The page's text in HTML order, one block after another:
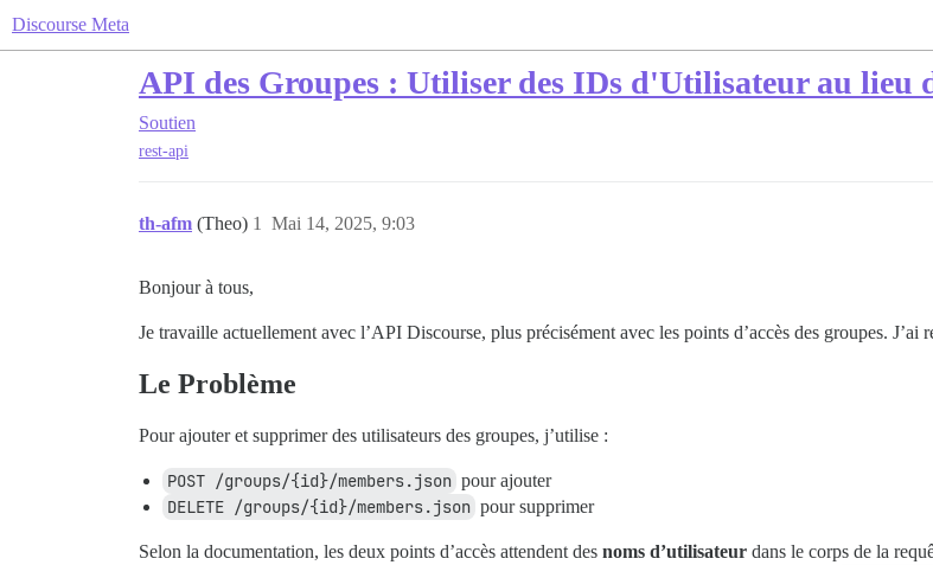
Discourse Meta
API des Groupes : Utiliser des IDs d'Utilisateur au lieu
Soutien
rest-api
th-afm (Theo) Mai 14, 2025, 9:03
1
Bonjour à tous,
Je travaille actuellement avec l’API Discourse, plus précisément avec les points d’accès des groupes.
Le Problème
Pour ajouter et supprimer des utilisateurs des groupes, j’utilise :
POST /groups/{id}/members.json pour ajouter
DELETE /groups/{id}/members.json pour supprimer
Selon la documentation, les deux points d’accès attendent des noms d’utilisateur dans le corps de la